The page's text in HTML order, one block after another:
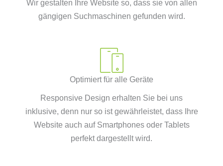
Wir gestalten Ihre Website so, dass sie von allen
gängigen Suchmaschinen gefunden wird.
Optimiert für alle Geräte
Responsive Design erhalten Sie bei uns
inklusive, denn nur so ist gewährleistet, dass Ihre
Website auch auf Smartphones oder Tablets
perfekt dargestellt wird.